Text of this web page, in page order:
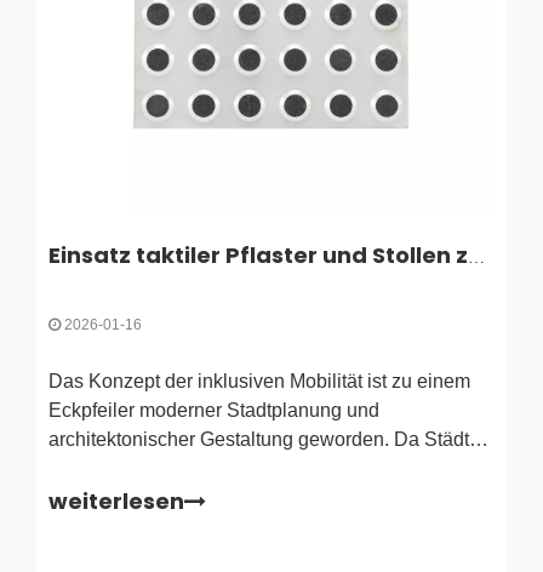
2026-01-16
Das Konzept der inklusiven Mobilität ist zu einem
Eckpfeiler moderner Stadtplanung und
architektonischer Gestaltung geworden. Da Städte
sich die Integration spezieller
weiterlesen